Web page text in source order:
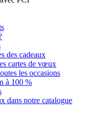
des cadeaux
cartes de vœux
les occasions
à 100 %
dans notre catalogue